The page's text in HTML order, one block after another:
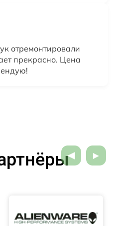
отремонтировали
прекрасно. Цена